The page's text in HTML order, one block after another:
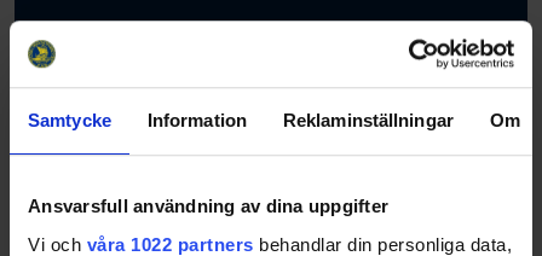
Samtycke Information Reklaminställningar Om
Ansvarsfull användning av dina uppgifter
Vi och våra 1022 partners behandlar din personliga data,